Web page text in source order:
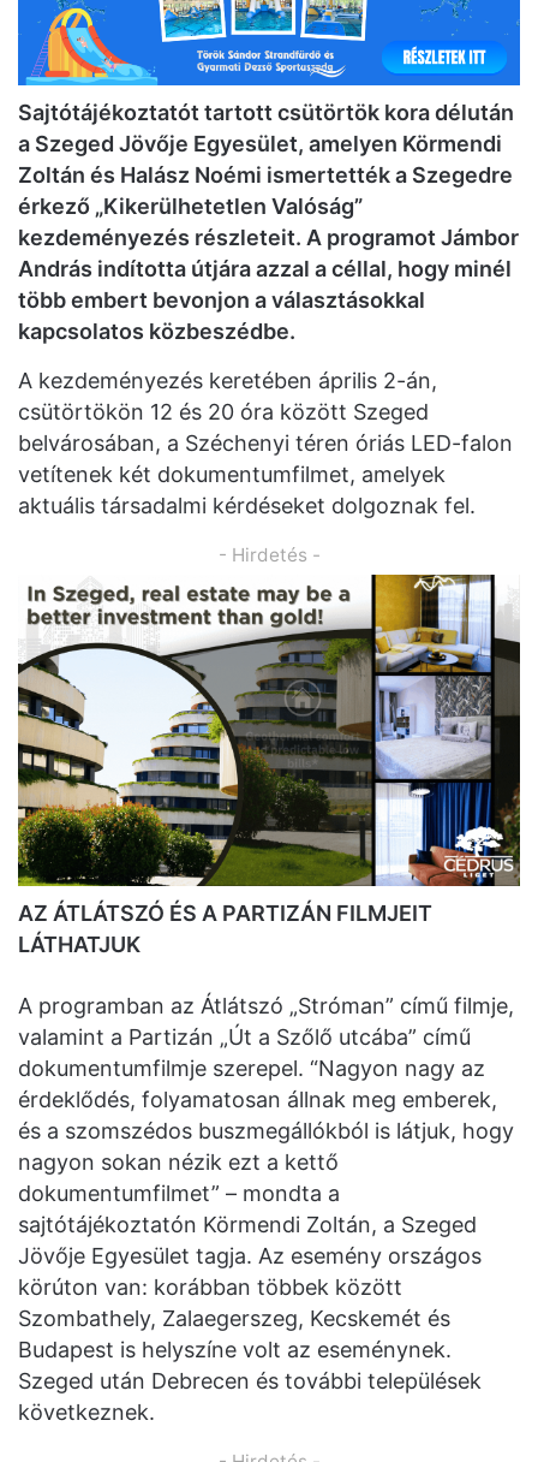
Sajtótájékoztatót tartott csütörtök kora délután
a Szeged Jövője Egyesület, amelyen Körmendi
Zoltán és Halász Noémi ismertették a Szegedre
érkező „Kikerülhetetlen Valóság”
kezdeményezés részleteit. A programot Jámbor
András indította útjára azzal a céllal, hogy minél
több embert bevonjon a választásokkal
kapcsolatos közbeszédbe.
A kezdeményezés keretében április 2-án,
csütörtökön 12 és 20 óra között Szeged
belvárosában, a Széchenyi téren óriás LED-falon
vetítenek két dokumentumfilmet, amelyek
aktuális társadalmi kérdéseket dolgoznak fel.
- Hirdetés -
AZ ÁTLÁTSZÓ ÉS A PARTIZÁN FILMJEIT
LÁTHATJUK
A programban az Átlátszó „Stróman” című filmje,
valamint a Partizán „Út a Szőlő utcába” című
dokumentumfilmje szerepel. “Nagyon nagy az
érdeklődés, folyamatosan állnak meg emberek,
és a szomszédos buszmegállókból is látjuk, hogy
nagyon sokan nézik ezt a kettő
dokumentumfilmet” – mondta a
sajtótájékoztatón Körmendi Zoltán, a Szeged
Jövője Egyesület tagja. Az esemény országos
körúton van: korábban többek között
Szombathely, Zalaegerszeg, Kecskemét és
Budapest is helyszíne volt az eseménynek.
Szeged után Debrecen és további települések
következnek.